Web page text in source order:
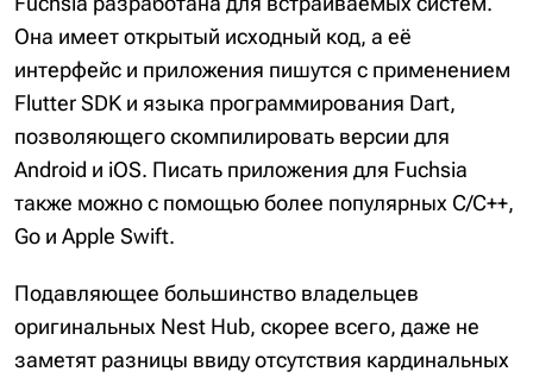
Она имеет открытый исходный код, а её
интерфейс и приложения пишутся с применением
Flutter SDK и языка программирования Dart,
позволяющего скомпилировать версии для
Android и iOS. Писать приложения для Fuchsia
также можно с помощью более популярных C/C++,
Go и Apple Swift.
Подавляющее большинство владельцев
оригинальных Nest Hub, скорее всего, даже не
заметят разницы ввиду отсутствия кардинальных